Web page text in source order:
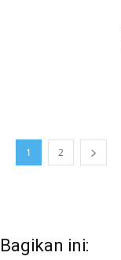
1 2
Bagikan ini: